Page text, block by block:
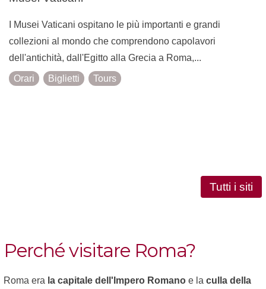
I Musei Vaticani ospitano le più importanti e grandi
collezioni al mondo che comprendono capolavori
dell'antichità, dall'Egitto alla Grecia a Roma,...
Orari Biglietti Tours
Tutti i siti
Perché visitare Roma?
Roma era la capitale dell'Impero Romano e la culla della